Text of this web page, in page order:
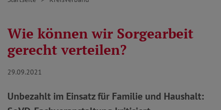
Wie können wir Sorgearbeit
gerecht verteilen?
29.09.2021
Unbezahlt im Einsatz für Familie und Haushalt: